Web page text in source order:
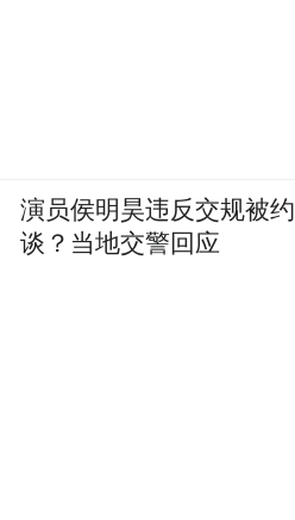
演员侯明昊违反交规被约
谈？当地交警回应